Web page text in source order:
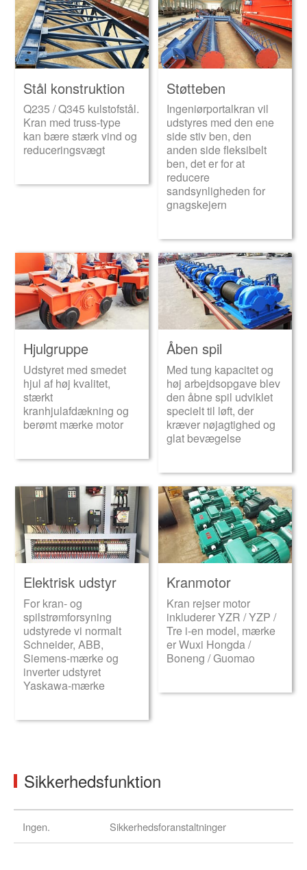
Stål konstruktion
Q235 / Q345 kulstofstål.
Kran med truss-type
kan bære stærk vind og
reduceringsvægt
Støtteben
Ingeniørportalkran vil
udstyres med den ene
side stiv ben, den
anden side fleksibelt
ben, det er for at
reducere
sandsynligheden for
gnagskejern
Hjulgruppe
Udstyret med smedet
hjul af høj kvalitet,
stærkt
kranhjulafdækning og
berømt mærke motor
Åben spil
Med tung kapacitet og
høj arbejdsopgave blev
den åbne spil udviklet
specielt til løft, der
kræver nøjagtighed og
glat bevægelse
Elektrisk udstyr
For kran- og
spilstrømforsyning
udstyrede vi normalt
Schneider, ABB,
Siemens-mærke og
inverter udstyret
Yaskawa-mærke
Kranmotor
Kran rejser motor
inkluderer YZR / YZP /
Tre i-en model, mærke
er Wuxi Hongda /
Boneng / Guomao
Sikkerhedsfunktion
Ingen. Sikkerhedsforanstaltninger